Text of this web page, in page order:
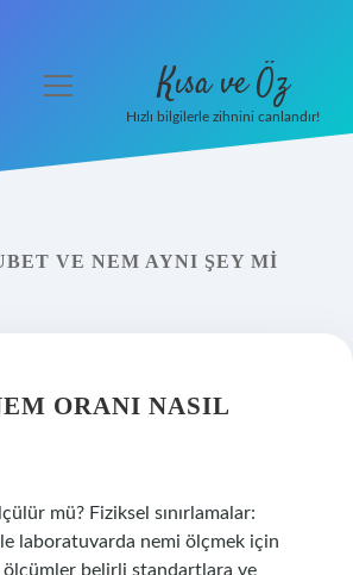
menüyü
Kısa ve Öz
Hızlı bilgilerle zihnini canlandır!
VE NEM AYNI ŞEY MI
ORANI NASIL
mü? Fiziksel sınırlamalar:
laboratuvarda nemi ölçmek için
ölçümler belirli standartlara ve